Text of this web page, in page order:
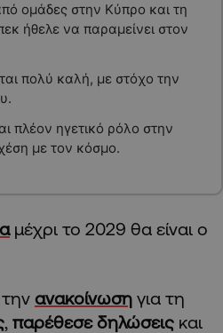
ομάδες στην Κύπρο και τη
ήθελε να παραμείνει στον
πολύ καλή, με στόχο την
πλέον ηγετικό ρόλο στην
με τον κόσμο.
μέχρι το 2029 θα είναι ο
ανακοίνωση για τη
παρέθεσε δηλώσεις και